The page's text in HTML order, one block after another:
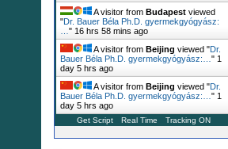
A visitor from Budapest viewed
"Dr. Bauer Béla Ph.D. gyermekgyógyász:
" 16 hrs 58 mins ago
A visitor from Beijing viewed "Dr.
Bauer Béla Ph.D. gyermekgyógyász:… " 1
day 5 hrs ago
A visitor from Beijing viewed "Dr.
Bauer Béla Ph.D. gyermekgyógyász:… " 1
day 5 hrs ago
Get Script Real Time Tracking ON